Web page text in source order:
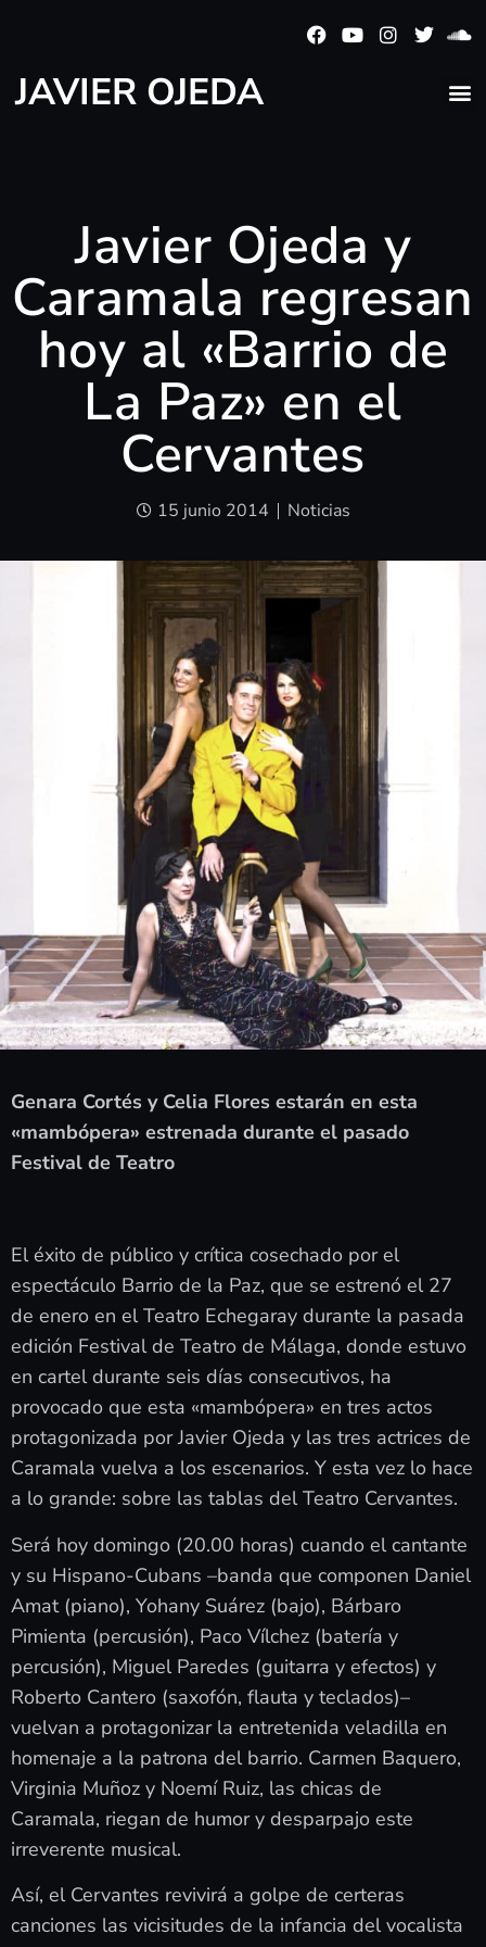
JAVIER OJEDA
Javier Ojeda y
Caramala regresan
hoy al «Barrio de
La Paz» en el
Cervantes
15 junio 2014 Noticias
Genara Cortés y Celia Flores estarán en esta
«mambópera» estrenada durante el pasado
Festival de Teatro
El éxito de público y crítica cosechado por el
espectáculo Barrio de la Paz, que se estrenó el 27
de enero en el Teatro Echegaray durante la pasada
edición Festival de Teatro de Málaga, donde estuvo
en cartel durante seis días consecutivos, ha
provocado que esta «mambópera» en tres actos
protagonizada por Javier Ojeda y las tres actrices de
Caramala vuelva a los escenarios. Y esta vez lo hace
a lo grande: sobre las tablas del Teatro Cervantes.
Será hoy domingo (20.00 horas) cuando el cantante
y su Hispano-Cubans –banda que componen Daniel
Amat (piano), Yohany Suárez (bajo), Bárbaro
Pimienta (percusión), Paco Vílchez (batería y
percusión), Miguel Paredes (guitarra y efectos) y
Roberto Cantero (saxofón, flauta y teclados)–
vuelvan a protagonizar la entretenida veladilla en
homenaje a la patrona del barrio. Carmen Baquero,
Virginia Muñoz y Noemí Ruiz, las chicas de
Caramala, riegan de humor y desparpajo este
irreverente musical.
Así, el Cervantes revivirá a golpe de certeras
canciones las vicisitudes de la infancia del vocalista